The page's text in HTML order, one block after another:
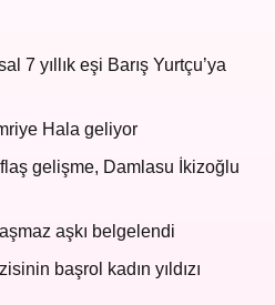
7 yıllık eşi Barış Yurtçu’ya
Hala geliyor
gelişme, Damlasu İkizoğlu
aşkı belgelendi
başrol kadın yıldızı